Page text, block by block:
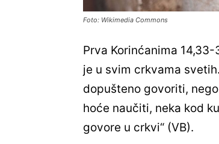
Foto: Wikimedia Commons
Prva Korinćanima
je u svim crkvama
dopušteno govoriti,
hoće naučiti, neka kod
govore u crkvi“ (VB).